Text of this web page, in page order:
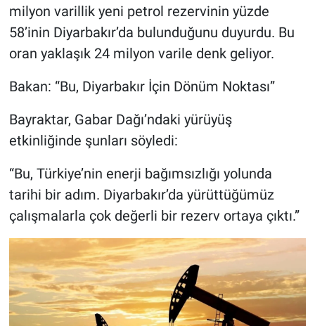
milyon varillik yeni petrol rezervinin yüzde
58’inin Diyarbakır’da bulunduğunu duyurdu. Bu
oran yaklaşık 24 milyon varile denk geliyor.
Bakan: “Bu, Diyarbakır İçin Dönüm Noktası”
Bayraktar, Gabar Dağı’ndaki yürüyüş
etkinliğinde şunları söyledi:
“Bu, Türkiye’nin enerji bağımsızlığı yolunda
tarihi bir adım. Diyarbakır’da yürüttüğümüz
çalışmalarla çok değerli bir rezerv ortaya çıktı.”